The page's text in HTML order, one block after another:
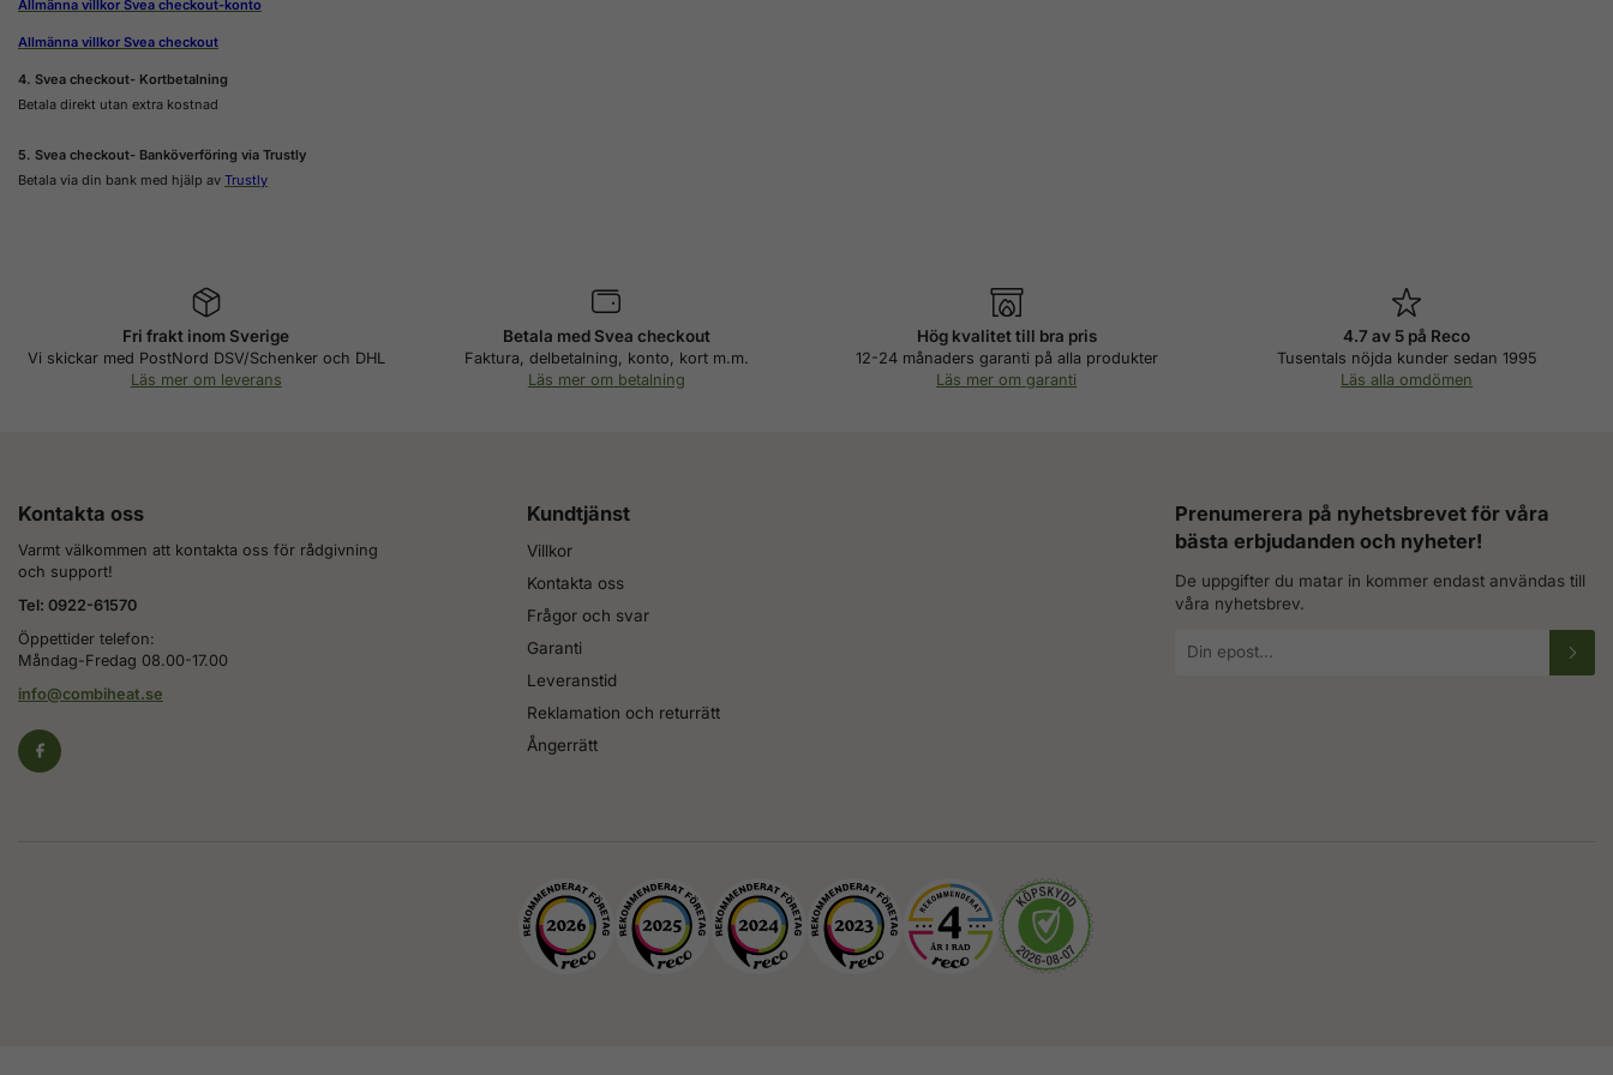
Allmänna villkor Svea checkout-konto
Allmänna villkor Svea checkout
4. Svea checkout- Kortbetalning
Betala direkt utan extra kostnad
5. Svea checkout- Banköverföring via Trustly
Betala via din bank med hjälp av Trustly
Fri frakt inom Sverige
Vi skickar med PostNord DSV/Schenker och DHL
Läs mer om leverans
Betala med Svea checkout
Faktura, delbetalning, konto, kort m.m.
Läs mer om betalning
Hög kvalitet till bra pris
12-24 månaders garanti på alla produkter
Läs mer om garanti
4.7 av 5 på Reco
Tusentals nöjda kunder sedan 1995
Läs alla omdömen
Kontakta oss
Varmt välkommen att kontakta oss för rådgivning
och support!
Tel: 0922-61570
Öppettider telefon:
Måndag-Fredag 08.00-17.00
info@combiheat.se
Kundtjänst
Villkor
Kontakta oss
Frågor och svar
Garanti
Leveranstid
Reklamation och returrätt
Ångerrätt
Prenumerera på nyhetsbrevet för våra
bästa erbjudanden och nyheter!
De uppgifter du matar in kommer endast användas till
våra nyhetsbrev.
postadress